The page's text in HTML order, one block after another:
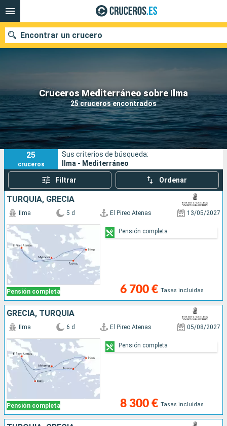
Cruceros Mediterráneo sobre Ilma
25 cruceros encontrados
Encontrar un crucero
Nuestros destinos
Fecha de salida
Puertos Compañías
Buscar
25
cruceros
Sus criterios de búsqueda:
Ilma - Mediterráneo
Filtrar Ordenar
TURQUÍA, GRECIA
Pensión completa
Ilma 5 d El Pireo Atenas 13/05/2027
6 700 € Tasas incluidas
Pensión completa
GRECIA, TURQUÍA
Pensión completa
Ilma 6 d El Pireo Atenas 05/08/2027
8 300 € Tasas incluidas
Pensión completa